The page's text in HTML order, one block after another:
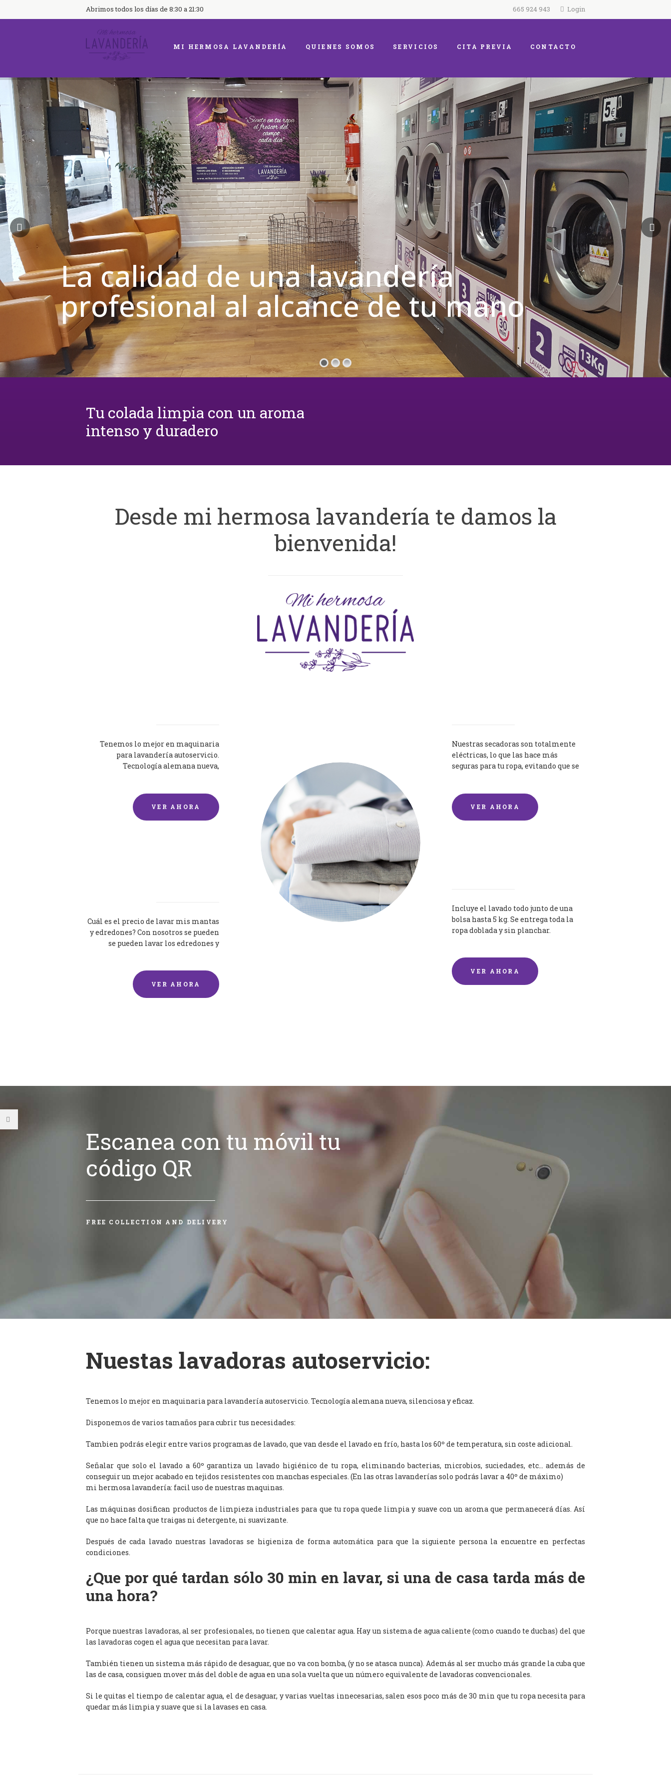
Abrimos todos los días de 8:30 a 21:30 665 924 943 Login
MI HERMOSA LAVANDERÍA QUIENES SOMOS SERVICIOS CITA PREVIA CONTACTO
La calidad de una lavandería
profesional al alcance de tu mano
Tu colada limpia con un aroma
intenso y duradero
Desde mi hermosa lavandería te damos la
bienvenida!
Tenemos lo mejor en maquinaria
para lavandería autoservicio.
Tecnología alemana nueva,
VER AHORA
Nuestras secadoras son totalmente
eléctricas, lo que las hace más
seguras para tu ropa, evitando que se
VER AHORA
Cuál es el precio de lavar mis mantas
y edredones? Con nosotros se pueden
se pueden lavar los edredones y
VER AHORA
Incluye el lavado todo junto de una
bolsa hasta 5 kg. Se entrega toda la
ropa doblada y sin planchar.
VER AHORA
Escanea con tu móvil tu
código QR
FREE COLLECTION AND DELIVERY
Nuestas lavadoras autoservicio:
Tenemos lo mejor en maquinaria para lavandería autoservicio. Tecnología alemana nueva, silenciosa y eficaz.
Disponemos de varios tamaños para cubrir tus necesidades:
Tambien podrás elegir entre varios programas de lavado, que van desde el lavado en frío, hasta los 60º de temperatura, sin coste adicional.
Señalar que solo el lavado a 60º garantiza un lavado higiénico de tu ropa, eliminando bacterias, microbios, suciedades, etc… además de
conseguir un mejor acabado en tejidos resistentes con manchas especiales. (En las otras lavanderías solo podrás lavar a 40º de máximo)
mi hermosa lavandería: facil uso de nuestras maquinas.
Las máquinas dosifican productos de limpieza industriales para que tu ropa quede limpia y suave con un aroma que permanecerá días. Así
que no hace falta que traigas ni detergente, ni suavizante.
Después de cada lavado nuestras lavadoras se higieniza de forma automática para que la siguiente persona la encuentre en perfectas
condiciones.
¿Que por qué tardan sólo 30 min en lavar, si una de casa tarda más de
una hora?
Porque nuestras lavadoras, al ser profesionales, no tienen que calentar agua. Hay un sistema de agua caliente (como cuando te duchas) del que
las lavadoras cogen el agua que necesitan para lavar.
También tienen un sistema más rápido de desaguar, que no va con bomba, (y no se atasca nunca). Además al ser mucho más grande la cuba que
las de casa, consiguen mover más del doble de agua en una sola vuelta que un número equivalente de lavadoras convencionales.
Si le quitas el tiempo de calentar agua, el de desaguar, y varias vueltas innecesarias, salen esos poco más de 30 min que tu ropa necesita para
quedar más limpia y suave que si la lavases en casa.